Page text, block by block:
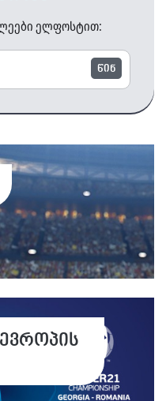
ელფოსტით:
წინ